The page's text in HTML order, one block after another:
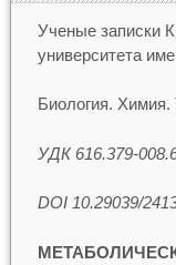
Ученые записки
университета
Биология.
УДК 616.379-
DOI 10.29039/